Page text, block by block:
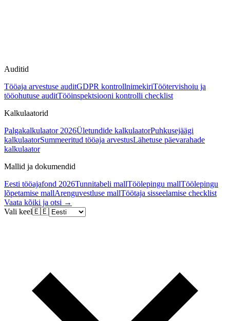
Auditid
Tööaja arvestuse auditGDPR kontrollnimekiriTöötervishoiu ja
tööohutuse auditTööinspektsiooni kontrolli checklist
Kalkulaatorid
Palgakalkulaator 2026Ületundide kalkulaatorPuhkusejäägi
kalkulaatorSummeeritud tööaja arvestusLähetuse päevarahade
kalkulaator
Mallid ja dokumendid
Eesti tööajafond 2026Tunnitabeli mallTöölepingu mallTöölepingu
lõpetamise mallArenguvestluse mallTöötaja sisseelamise checklist
Vaata kõiki ja otsi →
Vali keel🇪🇪